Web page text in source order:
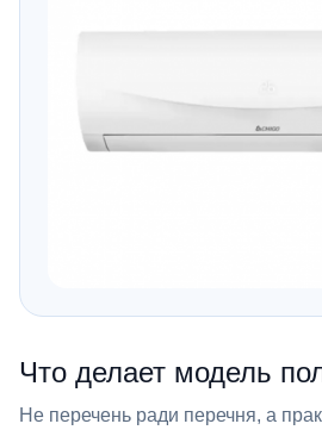
Что делает модель
Не перечень ради перечня, а